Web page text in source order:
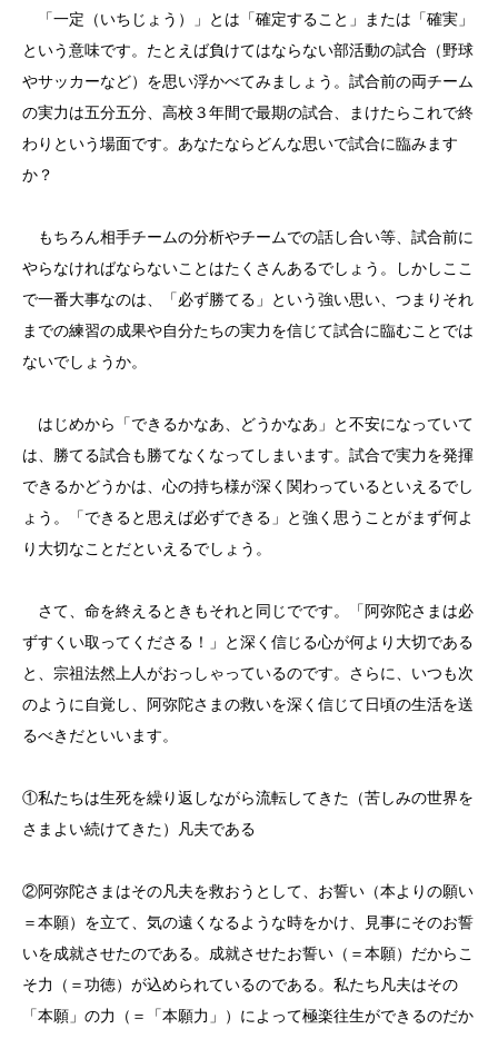
「一定（いちじょう）」とは「確定すること」または「確実」
という意味です。たとえば負けてはならない部活動の試合（野球
やサッカーなど）を思い浮かべてみましょう。試合前の両チーム
の実力は五分五分、高校３年間で最期の試合、まけたらこれで終
わりという場面です。あなたならどんな思いで試合に臨みます
か？
もちろん相手チームの分析やチームでの話し合い等、試合前に
やらなければならないことはたくさんあるでしょう。しかしここ
で一番大事なのは、「必ず勝てる」という強い思い、つまりそれ
までの練習の成果や自分たちの実力を信じて試合に臨むことでは
ないでしょうか。
はじめから「できるかなあ、どうかなあ」と不安になっていて
は、勝てる試合も勝てなくなってしまいます。試合で実力を発揮
できるかどうかは、心の持ち様が深く関わっているといえるでし
ょう。「できると思えば必ずできる」と強く思うことがまず何よ
り大切なことだといえるでしょう。
さて、命を終えるときもそれと同じでです。「阿弥陀さまは必
ずすくい取ってくださる！」と深く信じる心が何より大切である
と、宗祖法然上人がおっしゃっているのです。さらに、いつも次
のように自覚し、阿弥陀さまの救いを深く信じて日頃の生活を送
るべきだといいます。
①私たちは生死を繰り返しながら流転してきた（苦しみの世界を
さまよい続けてきた）凡夫である
②阿弥陀さまはその凡夫を救おうとして、お誓い（本よりの願い
＝本願）を立て、気の遠くなるような時をかけ、見事にそのお誓
いを成就させたのである。成就させたお誓い（＝本願）だからこ
そ力（＝功徳）が込められているのである。私たち凡夫はその
「本願」の力（＝「本願力」）によって極楽往生ができるのだか